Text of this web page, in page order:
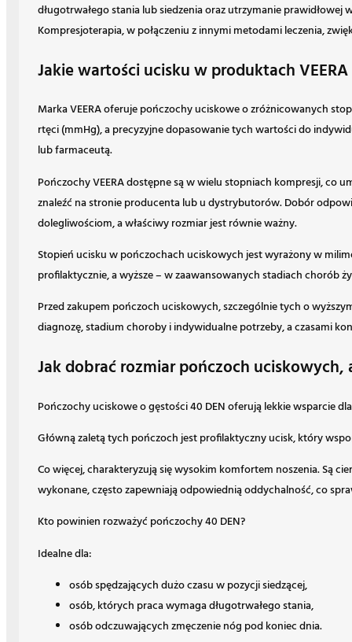
długotrwałego stania lub siedzenia oraz utrzymanie
Kompresjoterapia, w połączeniu z innymi metodami leczenia,
Jakie wartości ucisku w produktach
Marka VEERA oferuje pończochy uciskowe o zróżnicowanych
rtęci (mmHg), a precyzyjne dopasowanie tych wartości do
lub farmaceutą.
Pończochy VEERA dostępne są w wielu stopniach kompresji, co
znaleźć na stronie producenta lub u dystrybutorów. Dobór
dolegliwościom, a właściwy rozmiar jest równie ważny.
Stopień ucisku w pończochach uciskowych jest wyrażony w
profilaktycznie, a wyższe – w zaawansowanych stadiach chorób
Przed zakupem pończoch uciskowych, szczególnie tych o
diagnozę, stadium choroby i indywidualne potrzeby, a czasami
Jak dobrać rozmiar pończoch
Pończochy uciskowe o gęstości 40 DEN oferują lekkie wsparcie
Główną zaletą tych pończoch jest profilaktyczny ucisk, który
Co więcej, charakteryzują się wysokim komfortem noszenia. Są
wykonane, często zapewniają odpowiednią oddychalność, co
Kto powinien rozważyć pończochy 40 DEN?
Idealne dla:
osób spędzających dużo czasu w pozycji siedzącej,
osób, których praca wymaga długotrwałego stania,
osób odczuwających zmęczenie nóg pod koniec dnia.